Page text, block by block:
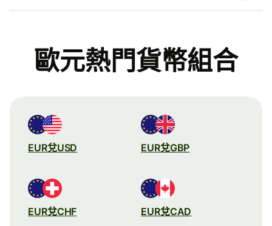
歐元熱門貨幣組合
EUR兌USD EUR兌GBP
EUR兌CHF EUR兌CAD